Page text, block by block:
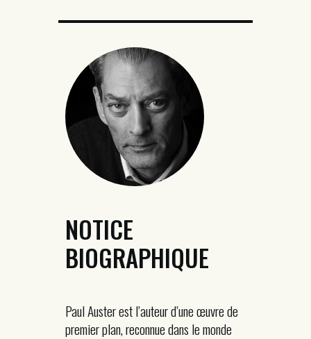
NOTICE
BIOGRAPHIQUE
Paul Auster est l’auteur d’une œuvre de
premier plan, reconnue dans le monde